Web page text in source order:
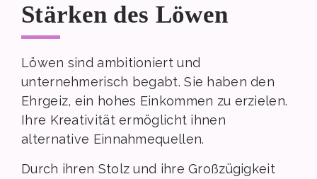
Stärken des Löwen
Löwen sind ambitioniert und
unternehmerisch begabt. Sie haben den
Ehrgeiz, ein hohes Einkommen zu erzielen.
Ihre Kreativität ermöglicht ihnen
alternative Einnahmequellen.
Durch ihren Stolz und ihre Großzügigkeit